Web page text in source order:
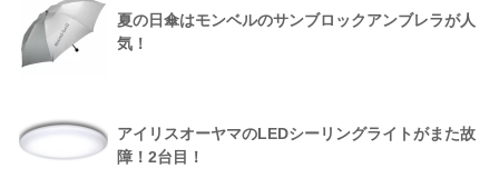
夏の日傘はモンベルのサンブロックアンブレラが人
気！
アイリスオーヤマのLEDシーリングライトがまた故
障！2台目！